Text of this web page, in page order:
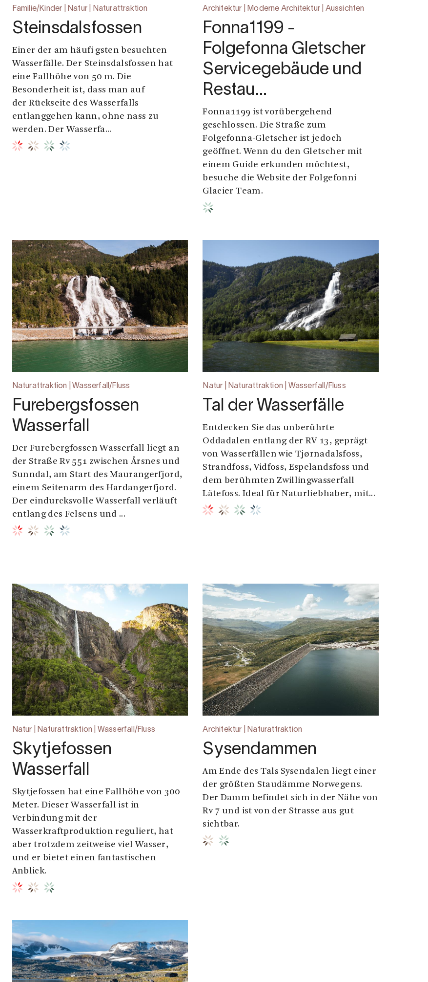
Familie/Kinder | Natur | Naturattraktion
Steinsdalsfossen
Einer der am häufi gsten besuchten
Wasserfälle. Der Steinsdalsfossen hat
eine Fallhöhe von 50 m. Die
Besonderheit ist, dass man auf
der Rückseite des Wasserfalls
entlanggehen kann, ohne nass zu
werden. Der Wasserfa...
Architektur | Moderne Architektur | Aussichten
Fonna1199 -
Folgefonna Gletscher
Servicegebäude und
Restau…
Fonna1199 ist vorübergehend
geschlossen. Die Straße zum
Folgefonna-Gletscher ist jedoch
geöffnet. Wenn du den Gletscher mit
einem Guide erkunden möchtest,
besuche die Website der Folgefonni
Glacier Team.
Naturattraktion | Wasserfall/Fluss
Furebergsfossen
Wasserfall
Der Furebergfossen Wasserfall liegt an
der Straße Rv 551 zwischen Årsnes und
Sunndal, am Start des Maurangerfjord,
einem Seitenarm des Hardangerfjord.
Der eindurcksvolle Wasserfall verläuft
entlang des Felsens und ...
Natur | Naturattraktion | Wasserfall/Fluss
Tal der Wasserfälle
Entdecken Sie das unberührte
Oddadalen entlang der RV 13, geprägt
von Wasserfällen wie Tjørnadalsfoss,
Strandfoss, Vidfoss, Espelandsfoss und
dem berühmten Zwillingwasserfall
Låtefoss. Ideal für Naturliebhaber, mit...
Natur | Naturattraktion | Wasserfall/Fluss
Skytjefossen
Wasserfall
Skytjefossen hat eine Fallhöhe von 300
Meter. Dieser Wasserfall ist in
Verbindung mit der
Wasserkraftproduktion reguliert, hat
aber trotzdem zeitweise viel Wasser,
und er bietet einen fantastischen
Anblick.
Architektur | Naturattraktion
Sysendammen
Am Ende des Tals Sysendalen liegt einer
der größten Staudämme Norwegens.
Der Damm befindet sich in der Nähe von
Rv 7 und ist von der Strasse aus gut
sichtbar.